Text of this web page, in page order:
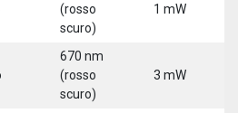
(rosso
scuro)
1 mW
670 nm
(rosso
scuro)
3 mW